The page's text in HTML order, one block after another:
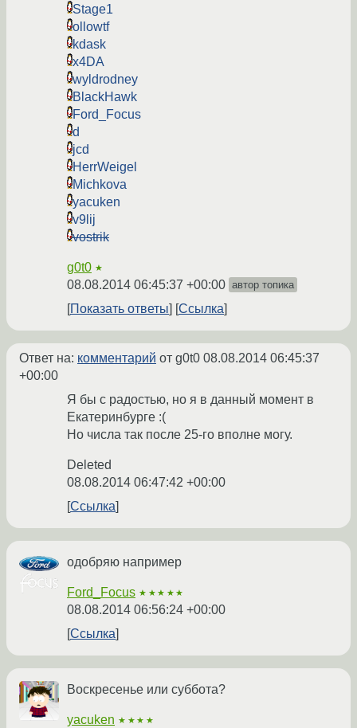
Stage1
ollowtf
kdask
x4DA
wyldrodney
BlackHawk
Ford_Focus
d
jcd
HerrWeigel
Michkova
yacuken
v9lij
vostrik
g0t0 ★
08.08.2014 06:45:37 +00:00 автор топика
Показать ответы Ссылка
Ответ на: комментарий от g0t0 08.08.2014 06:45:37
+00:00
Я бы с радостью, но я в данный момент в
Екатеринбурге :(
Но числа так после 25-го вполне могу.
Deleted
08.08.2014 06:47:42 +00:00
Ссылка
одобряю например
Ford_Focus ★★★★★
08.08.2014 06:56:24 +00:00
Ссылка
Воскресенье или суббота?
yacuken ★★★★